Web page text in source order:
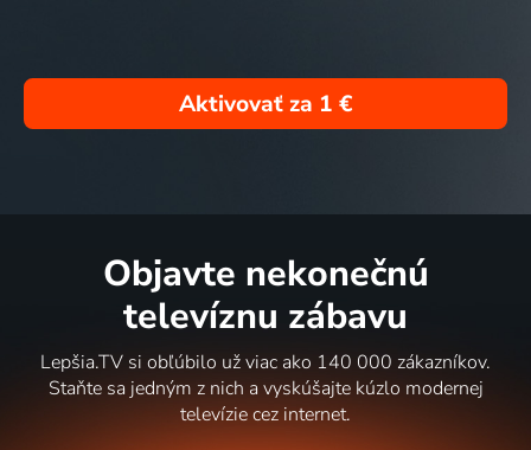
Aktivovať za 1 €
Objavte nekonečnú
televíznu zábavu
Lepšia.TV si obľúbilo už viac ako 140 000 zákazníkov.
Staňte sa jedným z nich a vyskúšajte kúzlo modernej
televízie cez internet.